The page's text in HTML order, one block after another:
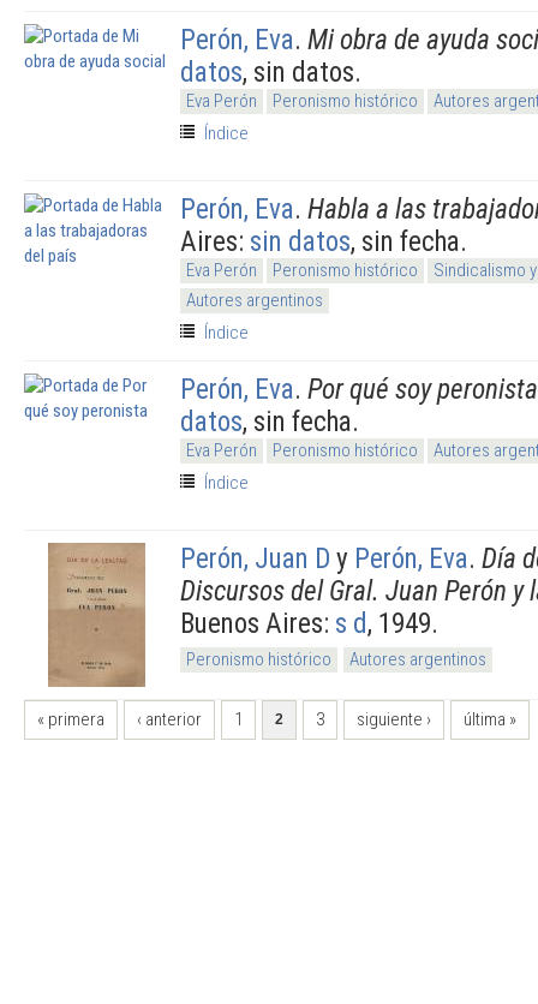
Perón, Eva. Mi obra de ayuda
datos, sin datos.
Eva Perón Peronismo histórico
Autores
Índice
Perón, Eva. Habla a las
Aires: sin datos, sin fecha.
Eva Perón Peronismo histórico
Sindicalismo
Autores argentinos
Índice
Perón, Eva. Por qué soy peronista
datos, sin fecha.
Eva Perón Peronismo histórico
Autores
Índice
Perón, Juan D y Perón, Eva. Día
Discursos del Gral. Juan Perón y
Buenos Aires: s d, 1949.
Peronismo histórico Autores argentinos
PÁGINAS
« primera ‹ anterior 1 2 3 siguiente › última »